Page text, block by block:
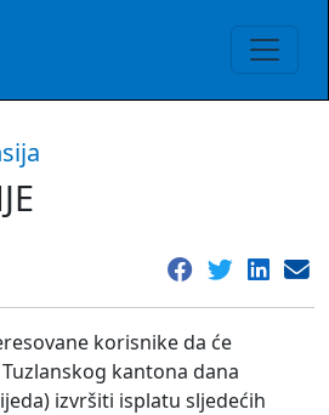
korisnike da će
kantona dana
izvršiti isplatu sljedećih